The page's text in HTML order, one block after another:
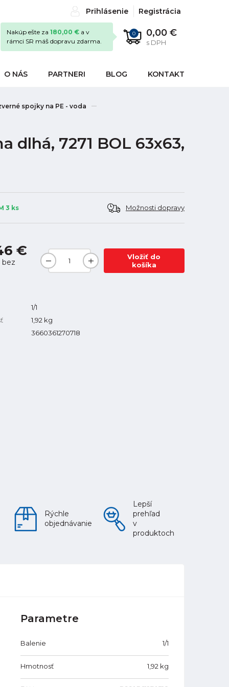
Prihlásenie Registrácia
0 0,00 €
s DPH
Nakúp ešte za 180,00 € a v
rámci SR máš dopravu zdarma.
O NÁS PARTNERI BLOG KONTAKT
spojky na PE - voda
dlhá, 7271 BOL 63x63,
3 ks Možnosti dopravy
€
bez
Vložiť do
košíka
1/1
1,92 kg
3660361270718
Rýchle
objednávanie
Lepší
prehľad
v
produktoch
Parametre
Balenie 1/1
Hmotnosť 1,92 kg